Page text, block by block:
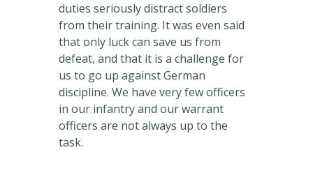
duties seriously distract soldiers
from their training. It was even said
that only luck can save us from
defeat, and that it is a challenge for
us to go up against German
discipline. We have very few officers
in our infantry and our warrant
officers are not always up to the
task.